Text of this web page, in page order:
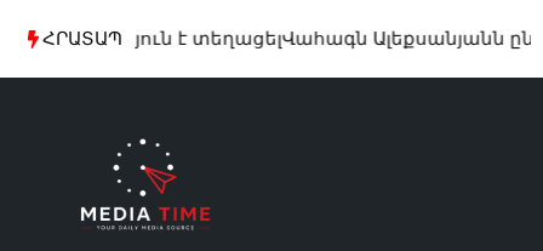
ՀՐԱՏԱՊ
ձյուն է տեղացելՎահագն Ալեքսանյանն